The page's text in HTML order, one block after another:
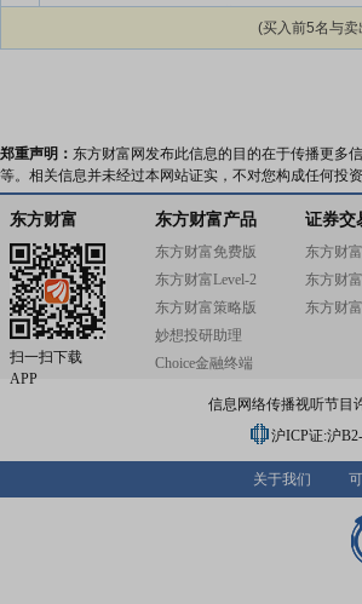
(买入前5名与卖
郑重声明： 东方财富网发布此信息的目的在于传播更多
等。相关信息并未经过本网站证实，不对您构成任何投